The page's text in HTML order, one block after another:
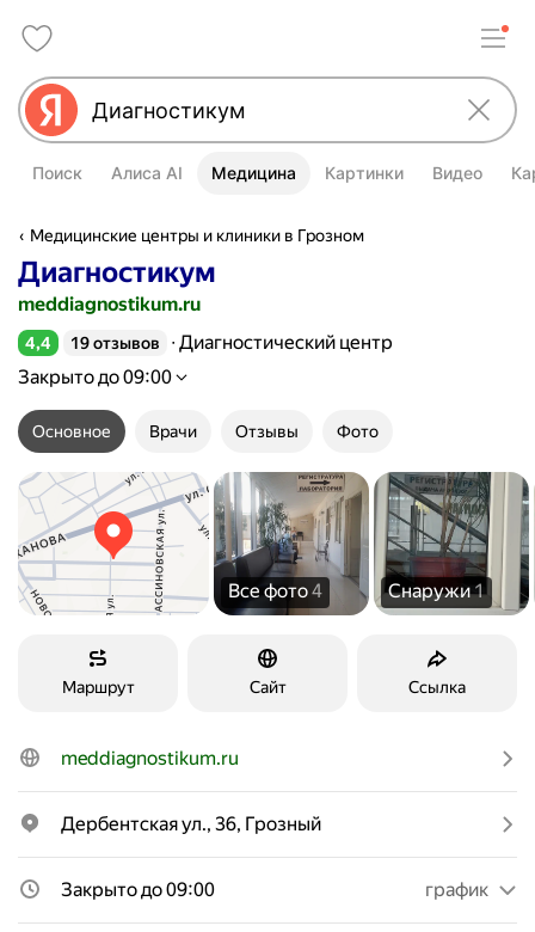
Поиск Алиса AI Медицина Картинки Видео
Медицинские центры и клиники в Грозном
Диагностикум
meddiagnostikum.ru
Рейтинг 4,4 из 5
4,4 19 отзывов
Диагностический центр
Закрыто до 09:00
Основное Врачи Отзывы Фото
Все фото4 Снаружи1
Маршрут Сайт Ссылка
meddiagnostikum.ru
Дербентская ул., 36, Грозный
Закрыто до 09:00 график